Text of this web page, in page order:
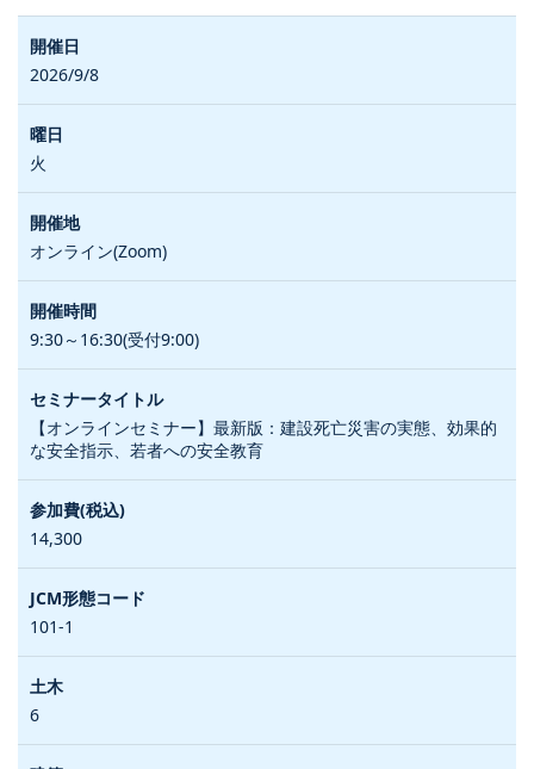
2026/9/8
火
オンライン(Zoom)
9:30～16:30(受付9:00)
【オンラインセミナー】最新版：建設死亡災害の実態、効果的
な安全指示、若者への安全教育
14,300
101-1
6